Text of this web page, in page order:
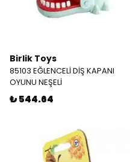
Birlik Toys
85103 EĞLENCELİ DİŞ KAPANI
OYUNU NEŞELİ
₺ 544.64